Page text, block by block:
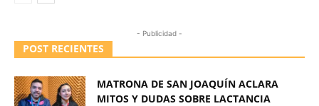
- Publicidad -
POST RECIENTES
MATRONA DE SAN JOAQUÍN ACLARA
MITOS Y DUDAS SOBRE LACTANCIA